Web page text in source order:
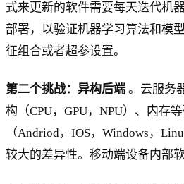
式来更新的软件需要每天迭代机
部署，以验证机器学习算法和模
征组合或者超参设置。
第二个挑战：异构后端 。云服务
构（CPU，GPU，NPU）、内存
（Andriod，IOS，Windows，
较大的差异性。移动端设备内部